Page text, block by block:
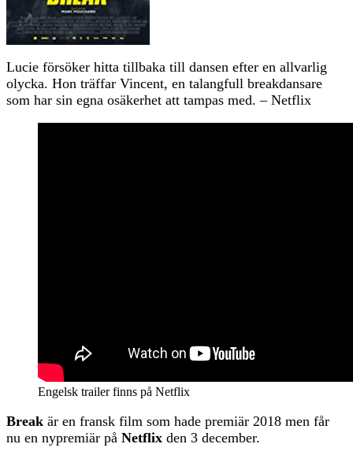
Lucie försöker hitta tillbaka till dansen efter en allvarlig
olycka. Hon träffar Vincent, en talangfull breakdansare
som har sin egna osäkerhet att tampas med. – Netflix
Engelsk trailer finns på Netflix
Break är en fransk film som hade premiär 2018 men får
nu en nypremiär på Netflix den 3 december.